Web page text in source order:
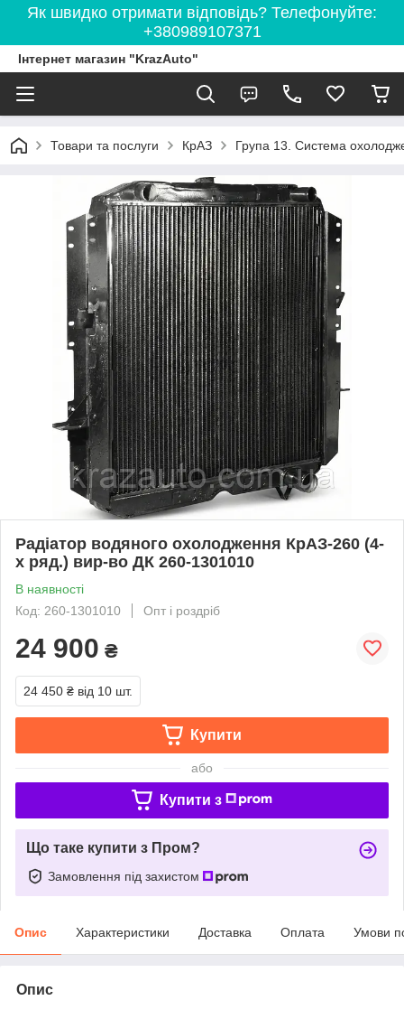
Як швидко отримати відповідь? Телефонуйте:
+380989107371
Інтернет магазин "KrazAuto"
Товари та послуги КрАЗ Група 13. Система
Радіатор водяного охолодження КрАЗ-260 (4-
х ряд.) вир-во ДК 260-1301010
В наявності
Код: 260-1301010
Опт і роздріб
24 900 ₴
24 450 ₴ від 10 шт.
Купити
або
Купити з
Що таке купити з Пром?
Замовлення під захистом
Опис Характеристики Доставка Оплата Умови
Опис